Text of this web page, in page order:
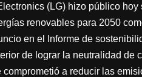
(LG) hizo público
renovables para 2050
en el Informe de
de lograr la neutralidad de
comprometió a reducir las